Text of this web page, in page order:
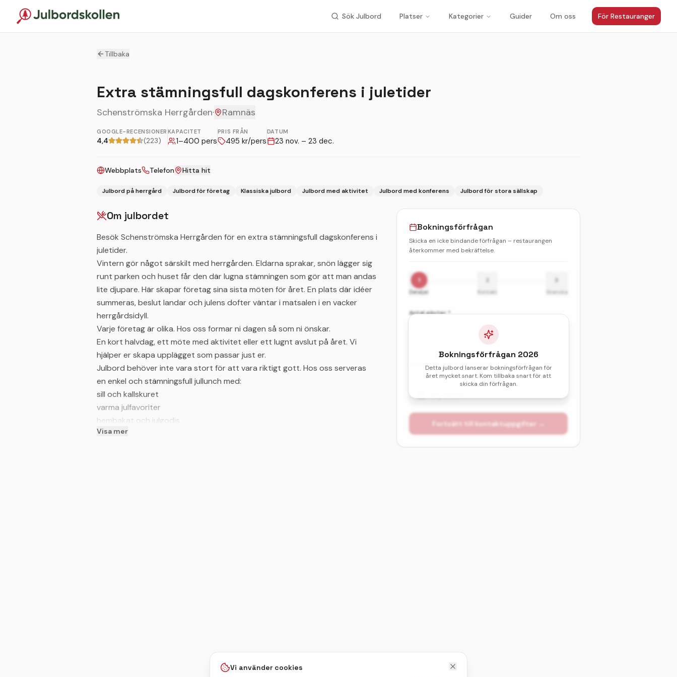
Sök Julbord Platser Kategorier Guider Om oss För Restauranger
Tillbaka
Extra stämningsfull dagskonferens i juletider
Schenströmska Herrgården· Ramnäs
GOOGLE-RECENSIONER
4,4 (223)
KAPACITET
1–400 pers
PRIS FRÅN
495 kr/pers
DATUM
23 nov. – 23 dec.
Webbplats Telefon Hitta hit
Julbord på herrgård Julbord för företag Klassiska julbord Julbord med aktivitet Julbord med konferens Julbord för stora sällskap
Om julbordet
Besök Schenströmska Herrgården för en extra stämningsfull dagskonferens i
juletider.
Vintern gör något särskilt med herrgården. Eldarna sprakar, snön lägger sig
runt parken och huset får den där lugna stämningen som gör att man andas
lite djupare. Här skapar företag sina sista möten för året. En plats där idéer
summeras, beslut landar och julens dofter väntar i matsalen i en vacker
herrgårdsidyll.
Varje företag är olika. Hos oss formar ni dagen så som ni önskar.
En kort halvdag, ett möte med aktivitet eller ett lugnt avslut på året. Vi
hjälper er skapa upplägget som passar just er.
Julbord behöver inte vara stort för att vara riktigt gott. Hos oss serveras
en enkel och stämningsfull jullunch med:
sill och kallskuret
varma julfavoriter
hembakat och julgodis
Perfekt för företag som önskar en smakfull, avskalad och lugn julupplevelse –
Visa mer
Bokningsförfrågan
Skicka en icke bindande förfrågan – restaurangen
återkommer med bekräftelse.
1
Detaljer Kontakt
3
Granska
Antal gäster *
Barn
Önskat datum & sittningstid *
Välj ditt förstaval av datum och tid.
Fortsätt till kontaktuppgifter →
Bokningsförfrågan 2026
Detta julbord lanserar bokningsförfrågan för
året mycket snart. Kom tillbaka snart för att
skicka din förfrågan.
Vi använder cookies